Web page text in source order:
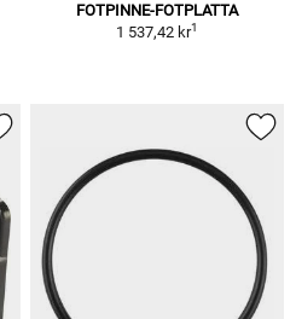
FOTPINNE-FOTPLATTA
1 537,42 kr1